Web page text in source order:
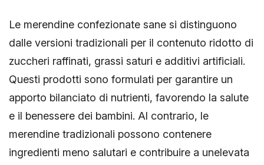
Le merendine confezionate sane si distinguono
dalle versioni tradizionali per il contenuto ridotto di
zuccheri raffinati, grassi saturi e additivi artificiali.
Questi prodotti sono formulati per garantire un
apporto bilanciato di nutrienti, favorendo la salute
e il benessere dei bambini. Al contrario, le
merendine tradizionali possono contenere
ingredienti meno salutari e contribuire a unelevata